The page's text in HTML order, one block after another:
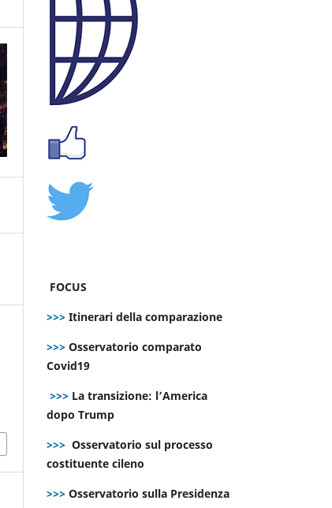
FOCUS
>>> Itinerari della comparazione
>>> Osservatorio comparato
Covid19
>>> La transizione: l’America
dopo Trump
>>> Osservatorio sul processo
costituente cileno
>>> Osservatorio sulla Presidenza